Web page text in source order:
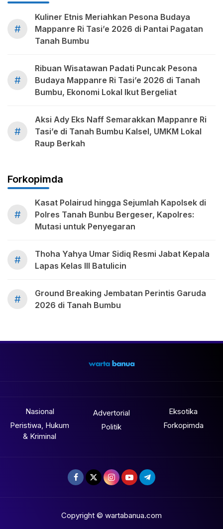
#
Kuliner Etnis Meriahkan Pesona Budaya
Mappanre Ri Tasi’e 2026 di Pantai Pagatan
Tanah Bumbu
#
Ribuan Wisatawan Padati Puncak Pesona
Budaya Mappanre Ri Tasi’e 2026 di Tanah
Bumbu, Ekonomi Lokal Ikut Bergeliat
#
Aksi Ady Eks Naff Semarakkan Mappanre Ri
Tasi’e di Tanah Bumbu Kalsel, UMKM Lokal
Raup Berkah
Forkopimda
#
Kasat Polairud hingga Sejumlah Kapolsek di
Polres Tanah Bunbu Bergeser, Kapolres:
Mutasi untuk Penyegaran
#
Thoha Yahya Umar Sidiq Resmi Jabat Kepala
Lapas Kelas III Batulicin
#
Ground Breaking Jembatan Perintis Garuda
2026 di Tanah Bumbu
Nasional
Peristiwa, Hukum
& Kriminal
Advertorial
Politik
Eksotika
Forkopimda
Copyright © wartabanua.com